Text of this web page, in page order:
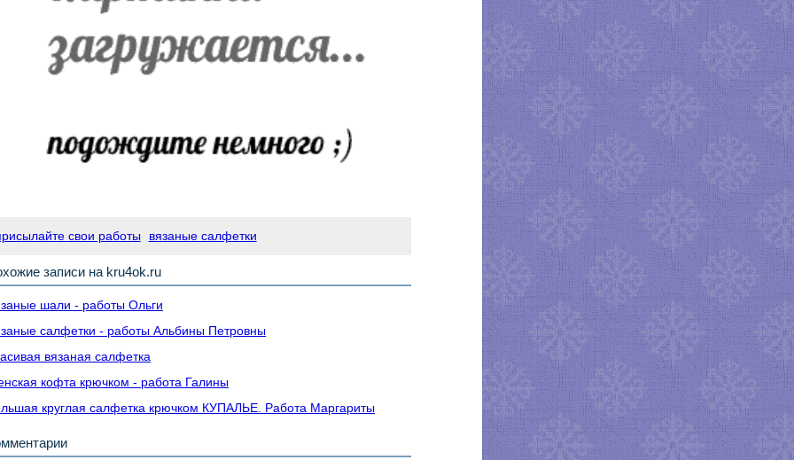
свои работы вязаные салфетки
записи на kru4ok.ru
шали - работы Ольги
салфетки - работы Альбины Петровны
вязаная салфетка
кофта крючком - работа Галины
круглая салфетка крючком КУПАЛЬЕ. Работа Маргариты